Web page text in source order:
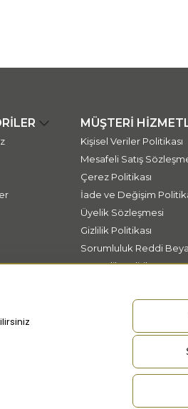
MÜŞTERİ
Kişisel Veriler Politikası
Mesafeli Satış
Çerez Politikası
İade ve Değişim
Üyelik Sözleşmesi
Gizlilik Politikası
Sorumluluk Reddi
Güvenlik Politikası